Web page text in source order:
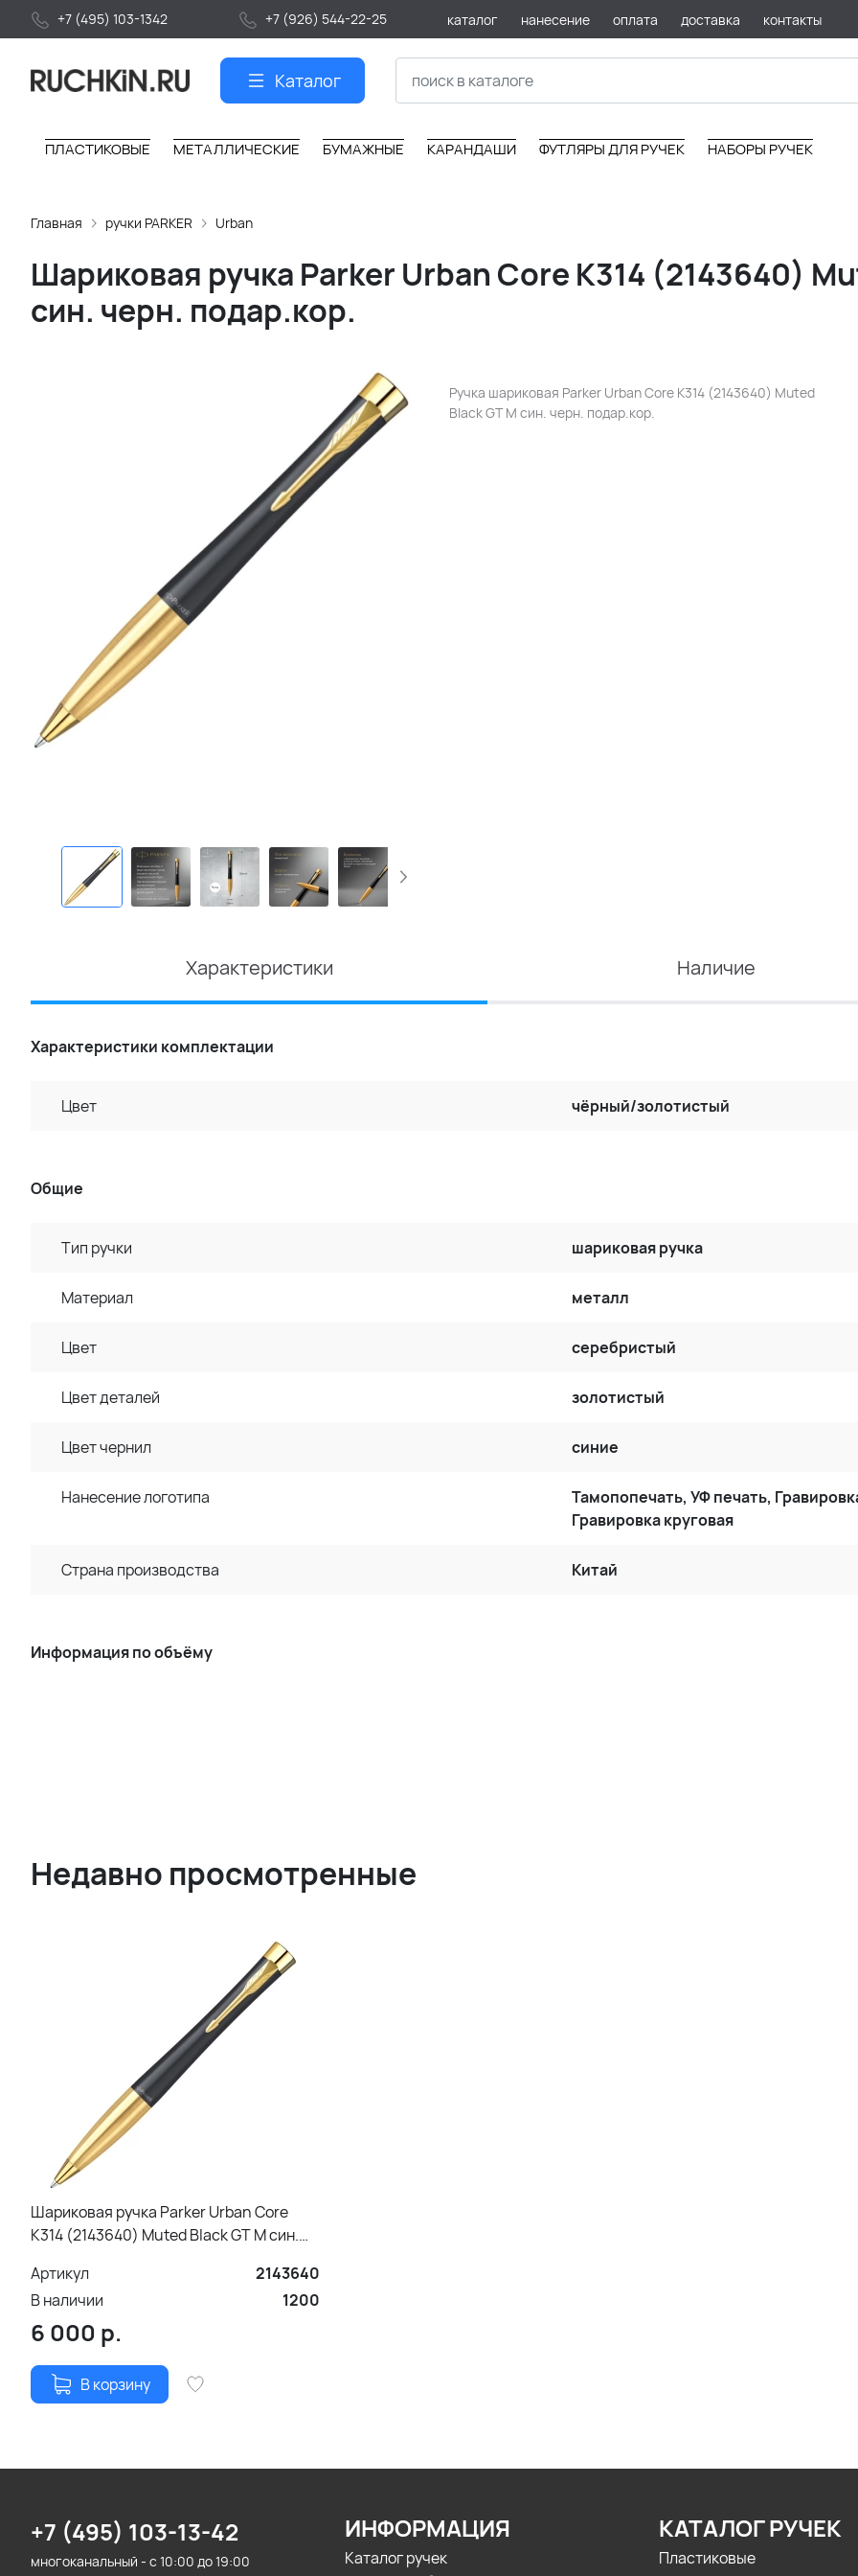
+7 (495) 103-1342 +7 (926) 544-22-25 каталог нанесение оплата доставка контакты
Каталог
ПЛАСТИКОВЫЕ МЕТАЛЛИЧЕСКИЕ БУМАЖНЫЕ КАРАНДАШИ ФУТЛЯРЫ ДЛЯ РУЧЕК НАБОРЫ РУЧЕК
Главная ручки PARKER Urban
Шариковая ручка Parker Urban Core K314 (2143640)
син. черн. подар.кор.
Ручка шариковая Parker Urban Core K314 (2143640) Muted
Black GT M син. черн. подар.кор.
Характеристики Наличие
Характеристики комплектации
Цвет чёрный/золотистый
Общие
Тип ручки шариковая ручка
Материал металл
Цвет серебристый
Цвет деталей золотистый
Цвет чернил синие
Нанесение логотипа
Тамопопечать, УФ печать,
Гравировка круговая
Страна производства Китай
Информация по объёму
Недавно просмотренные
Шариковая ручка Parker Urban Core
K314 (2143640) Muted Black GT M син.
Артикул
2143640
В наличии
1200
6 000 р.
В корзину
+7 (495) 103-13-42
многоканальный - с 10:00 до 19:00
ИНФОРМАЦИЯ
Каталог ручек
КАТАЛОГ РУЧЕК
Пластиковые